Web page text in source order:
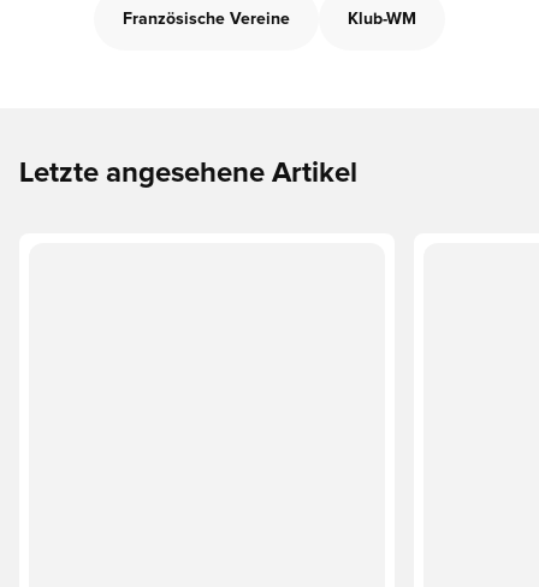
Französische Vereine Klub-WM
Letzte angesehene Artikel